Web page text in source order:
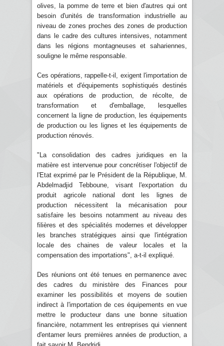
olives, la pomme de terre et bien d'autres qui ont
besoin d'unités de transformation industrielle au
niveau de zones proches des zones de production
dans le cadre des cultures intensives, notamment
dans les régions montagneuses et sahariennes,
souligne le même responsable.
Ces opérations, rappelle-t-il, exigent l'importation de
matériels et d'équipements sophistiqués destinés
aux opérations de production, de récolte, de
transformation et d'emballage, lesquelles
concernent la ligne de production, les équipements
de production ou les lignes et les équipements de
production rénovés.
"La consolidation des cadres juridiques en la
matière est intervenue pour concrétiser l'objectif de
l'Etat exprimé par le Président de la République, M.
Abdelmadjid Tebboune, visant l'exportation du
produit agricole national dont les lignes de
production nécessitent la mécanisation pour
satisfaire les besoins notamment au niveau des
filières et des spécialités modernes et développer
les branches stratégiques ainsi que l'intégration
locale des chaines de valeur locales et la
compensation des importations", a-t-il expliqué.
Des réunions ont été tenues en permanence avec
des cadres du ministère des Finances pour
examiner les possibilités et moyens de soutien
indirect à l'importation de ces équipements en vue
mettre le producteur dans une bonne situation
financière, notamment les entreprises qui viennent
d'entamer leurs premières années de production, a